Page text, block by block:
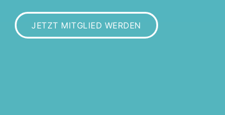
JETZT MITGLIED WERDEN